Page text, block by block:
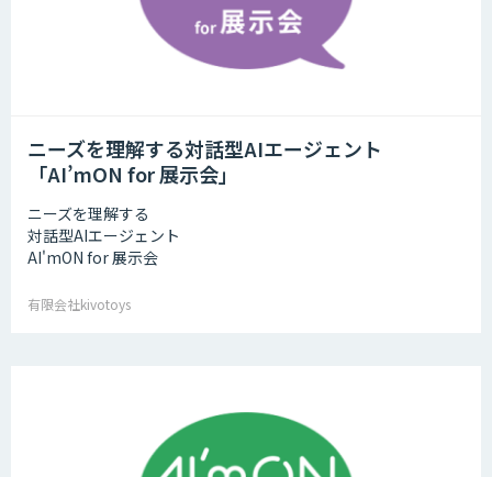
ニーズを理解する対話型AIエージェント
「AI’mON for 展示会」
ニーズを理解する
対話型AIエージェント
AI'mON for 展示会
有限会社kivotoys